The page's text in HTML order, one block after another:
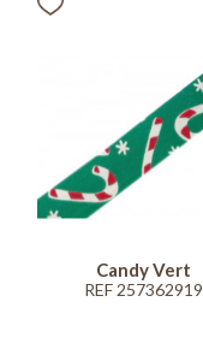
Candy Vert
REF 257362919